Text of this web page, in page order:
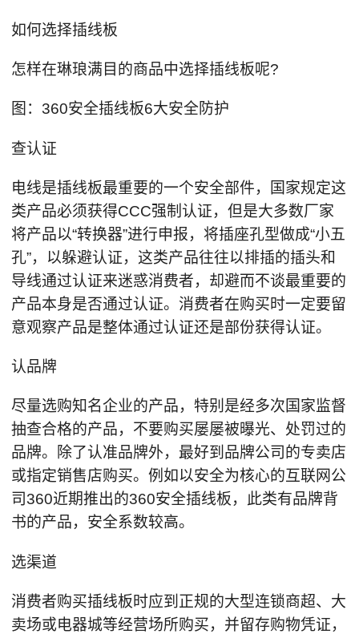
如何选择插线板
怎样在琳琅满目的商品中选择插线板呢?
图：360安全插线板6大安全防护
查认证
电线是插线板最重要的一个安全部件，国家规定这
类产品必须获得CCC强制认证，但是大多数厂家
将产品以“转换器”进行申报，将插座孔型做成“小五
孔”，以躲避认证，这类产品往往以排插的插头和
导线通过认证来迷惑消费者，却避而不谈最重要的
产品本身是否通过认证。消费者在购买时一定要留
意观察产品是整体通过认证还是部份获得认证。
认品牌
尽量选购知名企业的产品，特别是经多次国家监督
抽查合格的产品，不要购买屡屡被曝光、处罚过的
品牌。除了认准品牌外，最好到品牌公司的专卖店
或指定销售店购买。例如以安全为核心的互联网公
司360近期推出的360安全插线板，此类有品牌背
书的产品，安全系数较高。
选渠道
消费者购买插线板时应到正规的大型连锁商超、大
卖场或电器城等经营场所购买，并留存购物凭证，